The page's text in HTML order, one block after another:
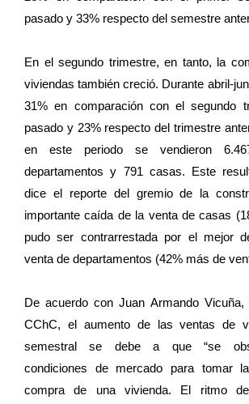
pasado y 33% respecto del semestre
En el segundo trimestre, en tanto, la
viviendas también creció. Durante abril-
31% en comparación con el segundo
pasado y 23% respecto del trimestre
en este periodo se vendieron
departamentos y 791 casas. Este
dice el reporte del gremio de la
importante caída de la venta de casas
pudo ser contrarrestada por el mejor
venta de departamentos (42% más de
De acuerdo con Juan Armando
CChC, el aumento de las ventas de
semestral se debe a que “se
condiciones de mercado para tomar
compra de una vivienda. El ritmo